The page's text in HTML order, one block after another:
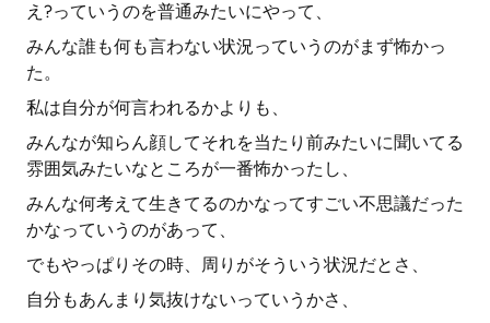
え?っていうのを普通みたいにやって、
みんな誰も何も言わない状況っていうのがまず怖かっ
た。
私は自分が何言われるかよりも、
みんなが知らん顔してそれを当たり前みたいに聞いてる
雰囲気みたいなところが一番怖かったし、
みんな何考えて生きてるのかなってすごい不思議だった
かなっていうのがあって、
でもやっぱりその時、周りがそういう状況だとさ、
自分もあんまり気抜けないっていうかさ、